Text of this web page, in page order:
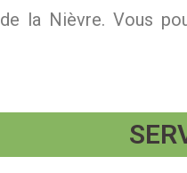
de la Nièvre. Vous